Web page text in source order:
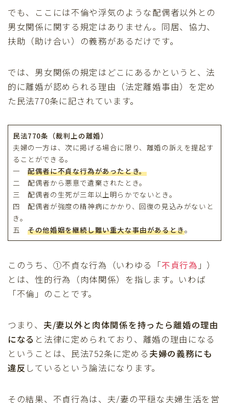
Follow Me
でも、ここには不倫や浮気のような配偶者以外との
男女関係に関する規定はありません。同居、協力、
扶助（助け合い）の義務があるだけです。
では、男女関係の規定はどこにあるかというと、法
的に離婚が認められる理由（法定離婚事由）を定め
た民法770条に記されています。
民法770条（裁判上の離婚）
夫婦の一方は、次に掲げる場合に限り、離婚の訴えを提起す
ることができる。
一配偶者に不貞な行為があったとき。
二 配偶者から悪意で遺棄されたとき。
三 配偶者の生死が三年以上明らかでないとき。
四 配偶者が強度の精神病にかかり、回復の見込みがないと
き。
五その他婚姻を継続し難い重大な事由があるとき。
このうち、①不貞な行為（いわゆる「不貞行為 」）
とは、性的行為（肉体関係）を指します。いわば
「不倫」のことです。
つまり、 夫/妻以外と肉体関係を持ったら離婚の理由
になる と法律に定められており、離婚の理由になる
ということは、民法752条に定める 夫婦の義務にも
違反 しているという論法になります。
その結果、不貞行為は、夫/妻の平穏な夫婦生活を営